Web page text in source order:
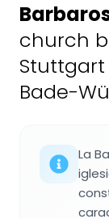
church
Stuttgart
Bade-
La